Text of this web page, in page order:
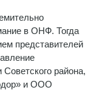
в ОНФ. Тогда
представителей
района,
и ООО